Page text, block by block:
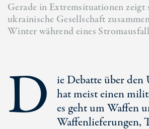
Gerade in Extremsituationen zeigt
ukrainische Gesellschaft
Winter während eines
D
ie Debatte über
hat meist einen
es geht um Waffen
Waffenlieferungen,